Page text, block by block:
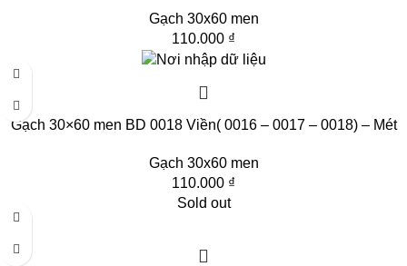
Gạch 30x60 men
110.000 ₫
Gạch 30×60 men BD 0018 Viền( 0016 – 0017 – 0018) – Mét
Gạch 30x60 men
110.000 ₫
Sold out